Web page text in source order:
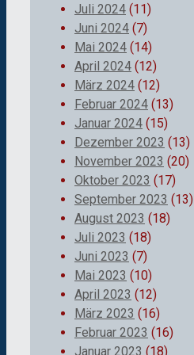
Juli 2024 (11)
Juni 2024 (7)
Mai 2024 (14)
April 2024 (12)
März 2024 (12)
Februar 2024 (13)
Januar 2024 (15)
Dezember 2023 (13)
November 2023 (20)
Oktober 2023 (17)
September 2023 (13)
August 2023 (18)
Juli 2023 (18)
Juni 2023 (7)
Mai 2023 (10)
April 2023 (12)
März 2023 (16)
Februar 2023 (16)
Januar 2023 (18)